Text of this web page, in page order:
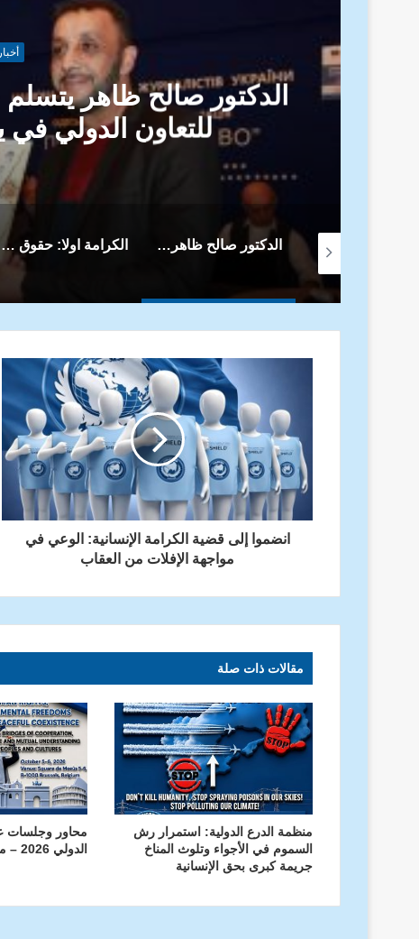
الكرامة اولا: حقوق
النص القانوني
الكرامة اولا: حقوق الانسان في الاتحاد الاوروبي بين النص القانوني والواجب الانساني في عيد الأضحى المبارك.. منظمة الدرع الدولية تجدد دعوتها لترسيخ قيم التسامح والسلام
انضموا إلى قضية الكرامة الإنسانية: الوعي في
مواجهة الإفلات من العقاب
مقالات ذات صلة
منظمة الدرع الدولية: استمرار رش
السموم في الأجواء وتلوث المناخ
جريمة كبرى بحق الإنسانية
محاور وجلسات
الدولي 2026 – منظمة الدرع الدولية
المطران فلوريد